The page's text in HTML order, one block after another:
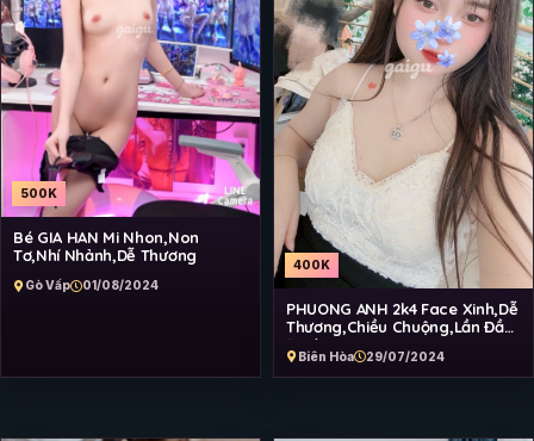
500K
Bé GIA HAN Mi Nhon,Non
Tơ,Nhí Nhảnh,Dễ Thương
Gò Vấp 01/08/2024
400K
PHUONG ANH 2k4 Face Xinh,Dễ
Thương,Chiều Chuộng,Lần Đầu
Đi Làm
Biên Hòa 29/07/2024